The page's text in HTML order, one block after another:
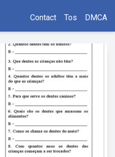
Contact Tos DMCA